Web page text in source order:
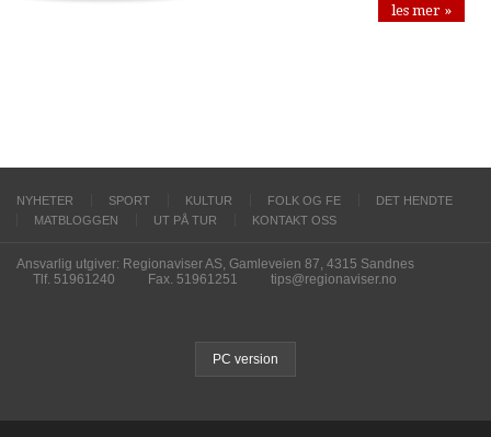
les mer »
NYHETER SPORT KULTUR FOLK OG FE
DET HENDTE
MATBLOGGEN
UT PÅ TUR KONTAKT OSS
Ansvarlig utgiver: Regionaviser AS, Gamleveien 87, 4315 Sandnes
Tlf. 51961240
Fax. 51961251 tips@regionaviser.no
PC version